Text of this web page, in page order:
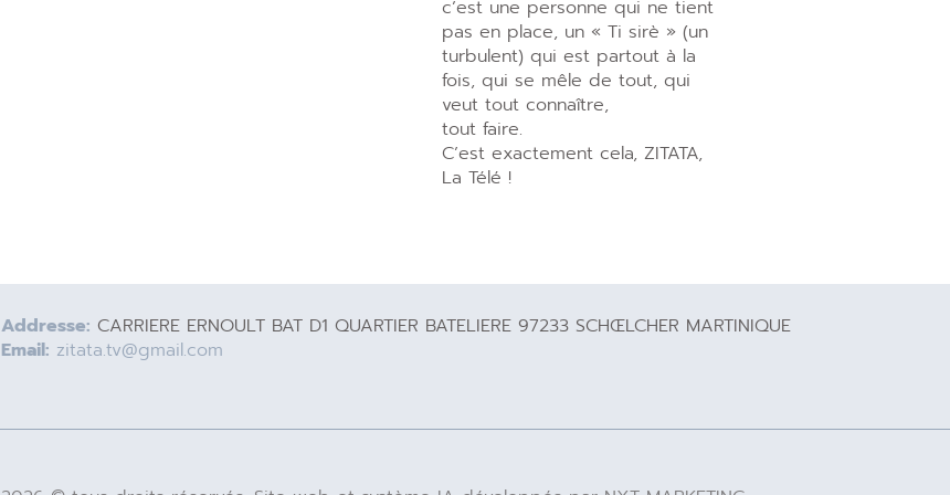
c’est une personne qui ne tient
pas en place, un « Ti sirè » (un
turbulent) qui est partout à la
fois, qui se mêle de tout, qui
veut tout connaître,
tout faire.
C’est exactement cela, ZITATA,
La Télé !
Addresse: CARRIERE ERNOULT BAT D1 QUARTIER BATELIERE 97233 SCHŒLCHER MARTINIQUE
Email: zitata.tv@gmail.com